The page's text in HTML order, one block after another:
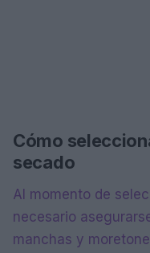
Cómo
secado
Al momento de
necesario
manchas y